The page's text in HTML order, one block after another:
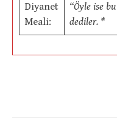
Diyanet
Meali:
“Öyle ise
dediler. *